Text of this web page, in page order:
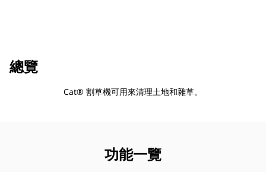
總覽
Cat® 割草機可用來清理土地和雜草。
功能一覽